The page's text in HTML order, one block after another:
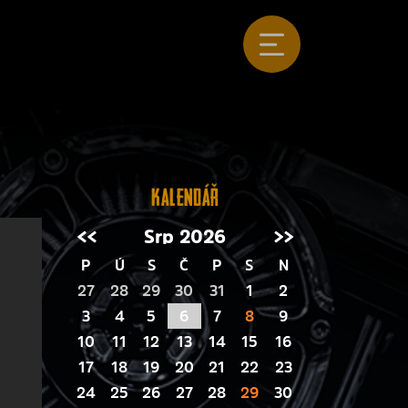
Kalendář
<< Srp 2026 >>
P Ú S Č P S
N
27
28 29 30 31 1
2
3
4 5 6 7 8
9
10
11 12 13 14 15
16
17
18 19 20 21 22
23
24
25 26 27 28 29 30